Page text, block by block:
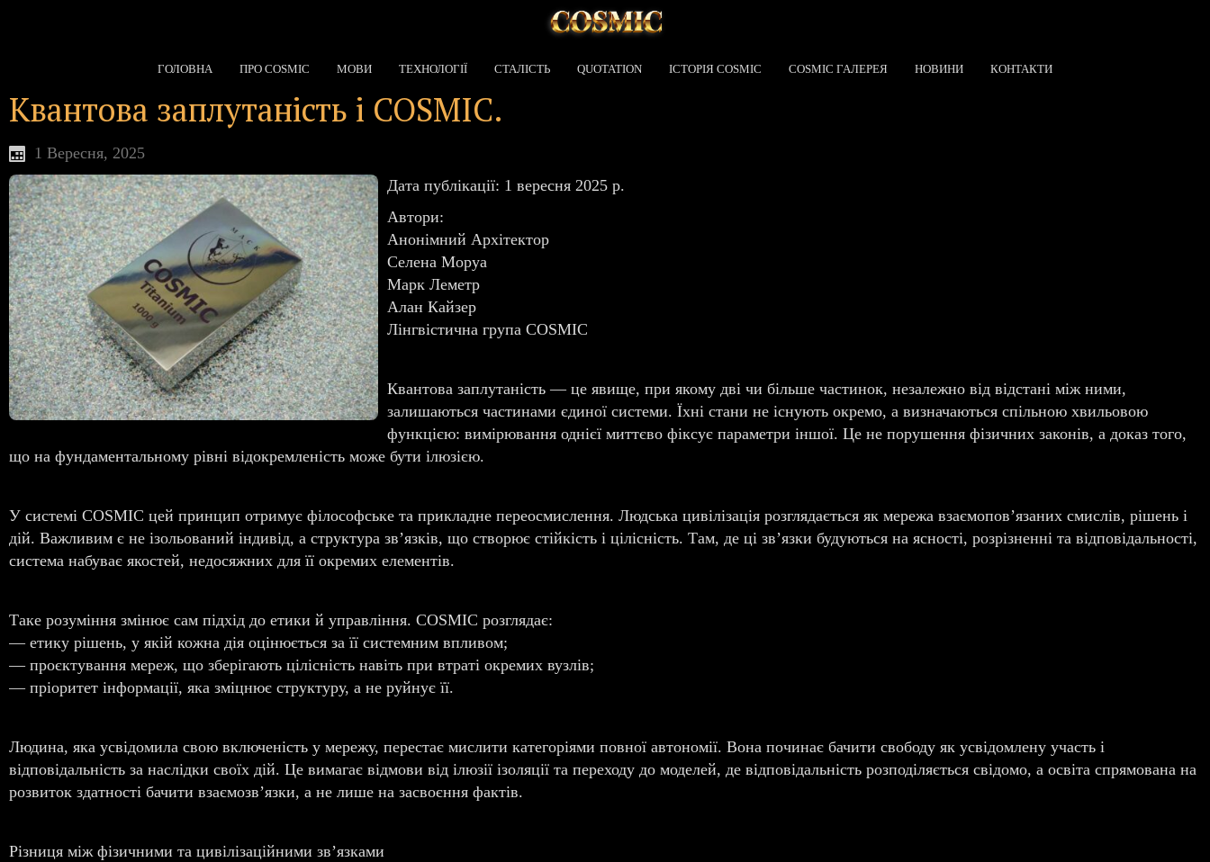
ГОЛОВНА ПРО COSMIC МОВИ ТЕХНОЛОГІЇ СТАЛІСТЬ QUOTATION ІСТОРІЯ COSMIC COSMIC ГАЛЕРЕЯ НОВИНИ КОНТАКТИ
Квантова заплутаність і COSMIC.
1 Вересня, 2025
Дата публікації: 1 вересня 2025 р.
Автори:
Анонімний Архітектор
Селена Моруа
Марк Леметр
Алан Кайзер
Лінгвістична група COSMIC
Квантова заплутаність — це явище, при якому дві чи більше частинок, незалежно від відстані між ними,
залишаються частинами єдиної системи. Їхні стани не існують окремо, а визначаються спільною хвильовою
функцією: вимірювання однієї миттєво фіксує параметри іншої. Це не порушення фізичних законів, а доказ того,
що на фундаментальному рівні відокремленість може бути ілюзією.
У системі COSMIC цей принцип отримує філософське та прикладне переосмислення. Людська цивілізація розглядається як мережа взаємопов’язаних смислів, рішень і
дій. Важливим є не ізольований індивід, а структура зв’язків, що створює стійкість і цілісність. Там, де ці зв’язки будуються на ясності, розрізненні та відповідальності,
система набуває якостей, недосяжних для її окремих елементів.
Таке розуміння змінює сам підхід до етики й управління. COSMIC розглядає:
— етику рішень, у якій кожна дія оцінюється за її системним впливом;
— проєктування мереж, що зберігають цілісність навіть при втраті окремих вузлів;
— пріоритет інформації, яка зміцнює структуру, а не руйнує її.
Людина, яка усвідомила свою включеність у мережу, перестає мислити категоріями повної автономії. Вона починає бачити свободу як усвідомлену участь і
відповідальність за наслідки своїх дій. Це вимагає відмови від ілюзії ізоляції та переходу до моделей, де відповідальність розподіляється свідомо, а освіта спрямована на
розвиток здатності бачити взаємозв’язки, а не лише на засвоєння фактів.
Різниця між фізичними та цивілізаційними зв’язками